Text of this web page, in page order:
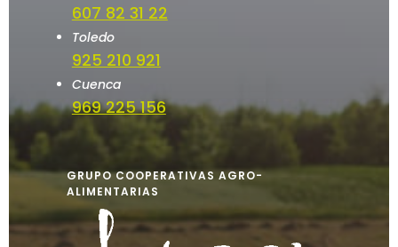
607 82 31 22
Toledo
925 210 921
Cuenca
969 225 156
GRUPO COOPERATIVAS AGRO-
ALIMENTARIAS